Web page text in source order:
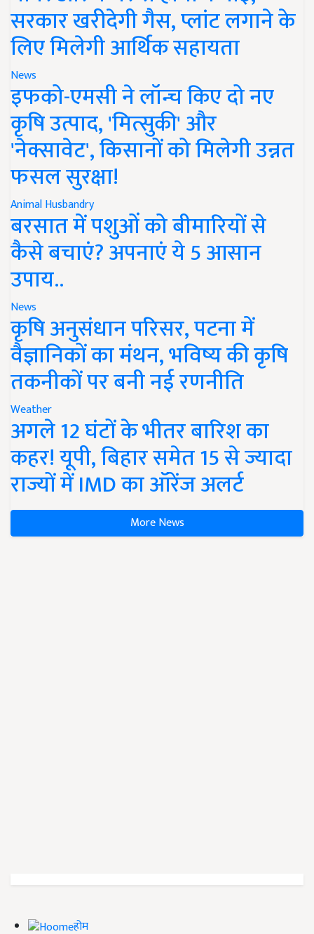
सरकार खरीदेगी गैस, प्लांट लगाने के
लिए मिलेगी आर्थिक सहायता
News
इफको-एमसी ने लॉन्च किए दो नए
कृषि उत्पाद, 'मित्सुकी' और
'नेक्सावेट', किसानों को मिलेगी उन्नत
फसल सुरक्षा!
Animal Husbandry
बरसात में पशुओं को बीमारियों से
कैसे बचाएं? अपनाएं ये 5 आसान
उपाय..
News
कृषि अनुसंधान परिसर, पटना में
वैज्ञानिकों का मंथन, भविष्य की कृषि
तकनीकों पर बनी नई रणनीति
Weather
अगले 12 घंटों के भीतर बारिश का
कहर! यूपी, बिहार समेत 15 से ज्यादा
राज्यों में IMD का ऑरेंज अलर्ट
More News
होम